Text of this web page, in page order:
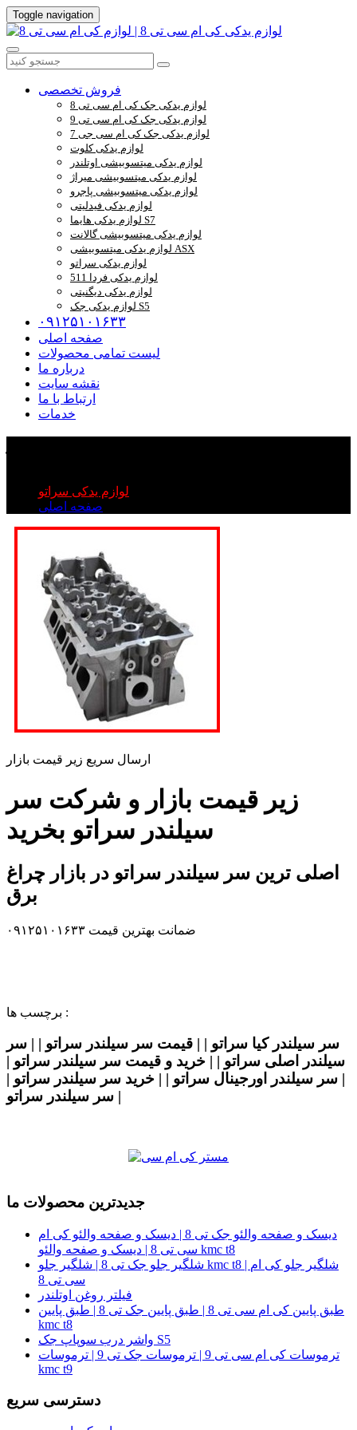
Toggle navigation
فروش تخصصی
لوازم یدکی جک کی ام سی تی 8
لوازم یدکی جک کی ام سی تی 9
لوازم یدکی جک کی ام سی جی 7
لوازم یدکی کلوت
لوازم یدکی میتسوبیشی اوتلندر
لوازم یدکی میتسوبیشی میراژ
لوازم یدکی میتسوبیشی پاجرو
لوازم یدکی فیدلیتی
لوازم یدکی هایما S7
لوازم یدکی میتسوبیشی گالانت
لوازم یدکی میتسوبیشی ASX
لوازم یدکی سراتو
لوازم یدکی فردا 511
لوازم یدکی دیگنیتی
لوازم یدکی جک S5
۰۹۱۲۵۱۰۱۶۳۳
صفحه اصلی
لیست تمامی محصولات
درباره ما
نقشه سایت
ارتباط با ما
خدمات
لوازم یدکی سراتو
صفحه اصلی
ارسال سریع زیر قیمت بازار
زیر قیمت بازار و شرکت سر
سیلندر سراتو بخرید
اصلی ترین سر سیلندر سراتو در بازار چراغ
برق
ضمانت بهترین قیمت ۰۹۱۲۵۱۰۱۶۳۳
برچسب ها :
سر سیلندر کیا سراتو | | قیمت سر سیلندر سراتو | | سر
سیلندر اصلی سراتو | | خرید و قیمت سر سیلندر سراتو |
| سر سیلندر اورجینال سراتو | | خرید سر سیلندر سراتو |
| سر سیلندر سراتو
جدیدترین محصولات ما
دیسک و صفحه والئو جک تی 8 | دیسک و صفحه والئو کی ام
سی تی 8 | دیسک و صفحه والئو kmc t8
شلگیر جلو جک تی 8 | شلگیر جلو kmc t8 | شلگیر جلو کی ام
سی تی 8
فیلتر روغن اوتلندر
طبق پایین کی ام سی تی 8 | طبق پایین جک تی 8 | طبق پایین
kmc t8
واشر درب سوپاپ جک S5
ترموسات کی ام سی تی 9 | ترموسات جک تی 9 | ترموسات
kmc t9
دسترسی سریع